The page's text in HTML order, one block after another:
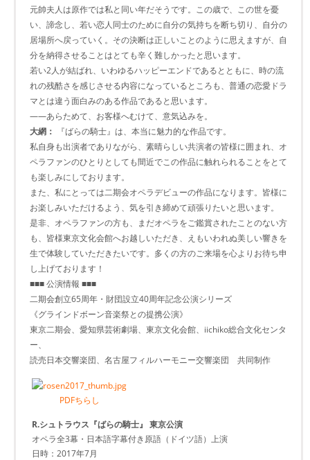
元帥夫人は原作では私と同い年だそうです。この歳で、この世を憂
い、諦念し、若い恋人同士のために自分の気持ちを断ち切り、自分の
居場所へ戻っていく。その決断は正しいことのように思えますが、自
分を納得させることはとても辛く難しかったと思います。
若い2人が結ばれ、いわゆるハッピーエンドであるとともに、時の流
れの残酷さを感じさせる内容になっているところも、普通の恋愛ドラ
マとは違う面白みのある作品であると思います。
――あらためて、お客様へむけて、意気込みを。
大網：
『ばらの騎士』は、本当に魅力的な作品です。
私自身も出演者でありながら、素晴らしい共演者の皆様に囲まれ、オ
ペラファンのひとりとしても間近でこの作品に触れられることをとて
も楽しみにしております。
また、私にとっては二期会オペラデビューの作品になります。皆様に
お楽しみいただけるよう、気を引き締めて頑張りたいと思います。
是非、オペラファンの方も、まだオペラをご鑑賞されたことのない方
も、皆様東京文化会館へお越しいただき、えもいわれぬ美しい響きを
生で体験していただきたいです。多くの方のご来場を心よりお待ち申
し上げております！
■■■ 公演情報 ■■■
二期会創立65周年・財団設立40周年記念公演シリーズ
《グラインドボーン音楽祭との提携公演》
東京二期会、愛知県芸術劇場、東京文化会館、iichiko総合文化センタ
ー、
読売日本交響楽団、名古屋フィルハーモニー交響楽団 共同制作
PDFちらし
R.シュトラウス『ばらの騎士』 東京公演
オペラ全3幕・日本語字幕付き原語（ドイツ語）上演
日時：2017年7月